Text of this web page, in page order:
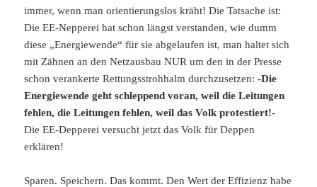
immer, wenn man orientierungslos kräht! Die Tatsache ist:
Die EE-Nepperei hat schon längst verstanden, wie dumm
diese „Energiewende“ für sie abgelaufen ist, man haltet sich
mit Zähnen an den Netzausbau NUR um den in der Presse
schon verankerte Rettungsstrohhalm durchzusetzen:-Die
Energiewende geht schleppend voran, weil die Leitungen
fehlen, die Leitungen fehlen, weil das Volk protestiert!-
Die EE-Depperei versucht jetzt das Volk für Deppen
erklären!
Sparen. Speichern. Das kommt. Den Wert der Effizienz habe